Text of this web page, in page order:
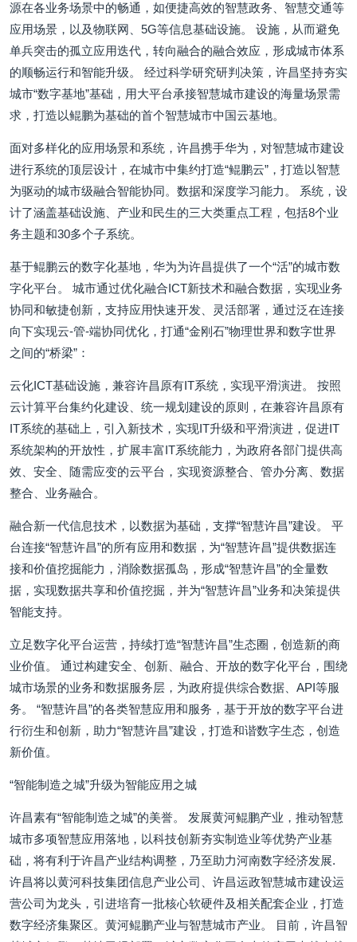
源在各业务场景中的畅通，如便捷高效的智慧政务、智慧交通等
应用场景，以及物联网、5G等信息基础设施。 设施，从而避免
单兵突击的孤立应用迭代，转向融合的融合效应，形成城市体系
的顺畅运行和智能升级。 经过科学研究研判决策，许昌坚持夯实
城市“数字基地”基础，用大平台承接智慧城市建设的海量场景需
求，打造以鲲鹏为基础的首个智慧城市中国云基地。
面对多样化的应用场景和系统，许昌携手华为，对智慧城市建设
进行系统的顶层设计，在城市中集约打造“鲲鹏云”，打造以智慧
为驱动的城市级融合智能协同。数据和深度学习能力。 系统，设
计了涵盖基础设施、产业和民生的三大类重点工程，包括8个业
务主题和30多个子系统。
基于鲲鹏云的数字化基地，华为为许昌提供了一个“活”的城市数
字化平台。 城市通过优化融合ICT新技术和融合数据，实现业务
协同和敏捷创新，支持应用快速开发、灵活部署，通过泛在连接
向下实现云-管-端协同优化，打通“金刚石”物理世界和数字世界
之间的“桥梁”：
云化ICT基础设施，兼容许昌原有IT系统，实现平滑演进。 按照
云计算平台集约化建设、统一规划建设的原则，在兼容许昌原有
IT系统的基础上，引入新技术，实现IT升级和平滑演进，促进IT
系统架构的开放性，扩展丰富IT系统能力，为政府各部门提供高
效、安全、随需应变的云平台，实现资源整合、管办分离、数据
整合、业务融合。
融合新一代信息技术，以数据为基础，支撑“智慧许昌”建设。 平
台连接“智慧许昌”的所有应用和数据，为“智慧许昌”提供数据连
接和价值挖掘能力，消除数据孤岛，形成“智慧许昌”的全量数
据，实现数据共享和价值挖掘，并为“智慧许昌”业务和决策提供
智能支持。
立足数字化平台运营，持续打造“智慧许昌”生态圈，创造新的商
业价值。 通过构建安全、创新、融合、开放的数字化平台，围绕
城市场景的业务和数据服务层，为政府提供综合数据、API等服
务。 “智慧许昌”的各类智慧应用和服务，基于开放的数字平台进
行衍生和创新，助力“智慧许昌”建设，打造和谐数字生态，创造
新价值。
“智能制造之城”升级为智能应用之城
许昌素有“智能制造之城”的美誉。 发展黄河鲲鹏产业，推动智慧
城市多项智慧应用落地，以科技创新夯实制造业等优势产业基
础，将有利于许昌产业结构调整，乃至助力河南数字经济发展.
许昌将以黄河科技集团信息产业公司、许昌运政智慧城市建设运
营公司为龙头，引进培育一批核心软硬件及相关配套企业，打造
数字经济集聚区。黄河鲲鹏产业与智慧城市产业。 目前，许昌智